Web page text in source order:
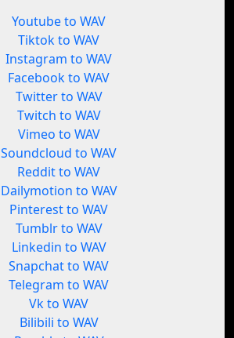
Youtube to WAV
Tiktok to WAV
Instagram to WAV
Facebook to WAV
Twitter to WAV
Twitch to WAV
Vimeo to WAV
Soundcloud to WAV
Reddit to WAV
Dailymotion to WAV
Pinterest to WAV
Tumblr to WAV
Linkedin to WAV
Snapchat to WAV
Telegram to WAV
Vk to WAV
Bilibili to WAV